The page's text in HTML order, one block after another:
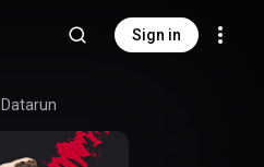
Sign in
Datarun